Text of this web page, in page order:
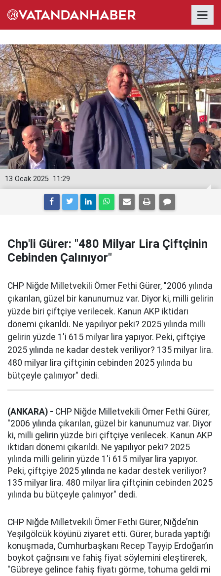
11:29
13 Ocak 2025
Chp'li Gürer: "480 Milyar Lira Çiftçinin
Cebinden Çalınıyor"
CHP Niğde Milletvekili Ömer Fethi Gürer, "2006 yılında
çıkarılan, güzel bir kanunumuz var. Diyor ki, milli gelirin
yüzde biri çiftçiye verilecek. Kanun AKP iktidarı
dönemi çıkarıldı. Ne yapılıyor peki? 2025 yılında milli
gelirin yüzde 1'i 615 milyar lira yapıyor. Peki, çiftçiye
2025 yılında ne kadar destek veriliyor? 135 milyar lira.
480 milyar lira çiftçinin cebinden 2025 yılında bu
bütçeyle çalınıyor" dedi.
(ANKARA) - CHP Niğde Milletvekili Ömer Fethi Gürer,
"2006 yılında çıkarılan, güzel bir kanunumuz var. Diyor
ki, milli gelirin yüzde biri çiftçiye verilecek. Kanun AKP
iktidarı dönemi çıkarıldı. Ne yapılıyor peki? 2025
yılında milli gelirin yüzde 1'i 615 milyar lira yapıyor.
Peki, çiftçiye 2025 yılında ne kadar destek veriliyor?
135 milyar lira. 480 milyar lira çiftçinin cebinden 2025
yılında bu bütçeyle çalınıyor" dedi.
CHP Niğde Milletvekili Ömer Fethi Gürer, Niğde’nin
Yeşilgölcük köyünü ziyaret etti. Gürer, burada yaptığı
konuşmada, Cumhurbaşkanı Recep Tayyip Erdoğan’ın
boykot çağrısını ve fahiş fiyat söylemini eleştirerek,
"Gübreye gelince fahiş fiyatı görme, tohuma geldi mi